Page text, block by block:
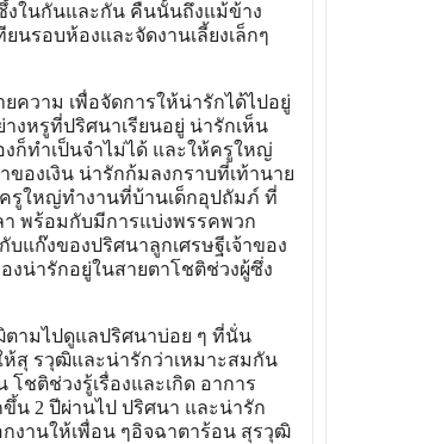
งในกันและกัน คืนนั้นถึงแม้ข้าง
นรอบห้องและจัดงานเลี้ยงเล็กๆ
ความ เพื่อจัดการให้น่ารักได้ไปอยู่
งหรูที่ปริศนาเรียนอยู่ น่ารักเห็น
ก็ทำเป็นจำไม่ได้ และให้ครูใหญ่
องเงิน น่ารักก้มลงกราบที่เท้านาย
รูใหญ่ทำงานที่บ้านเด็กอุปถัมภ์ ที่
า พร้อมกับมีการแบ่งพรรคพวก
แก๊งของปริศนาลูกเศรษฐีเจ้าของ
องน่ารักอยู่ในสายตาโชติช่วงผู้ซึ่ง
ตามไปดูแลปริศนาบ่อย ๆ ที่นั่น
สุ รวุฒิและน่ารักว่าเหมาะสมกัน
ชติช่วงรู้เรื่องและเกิด อาการ
น 2 ปีผ่านไป ปริศนา และน่ารัก
งานให้เพื่อน ๆอิจฉาตาร้อน สุรวุฒิ